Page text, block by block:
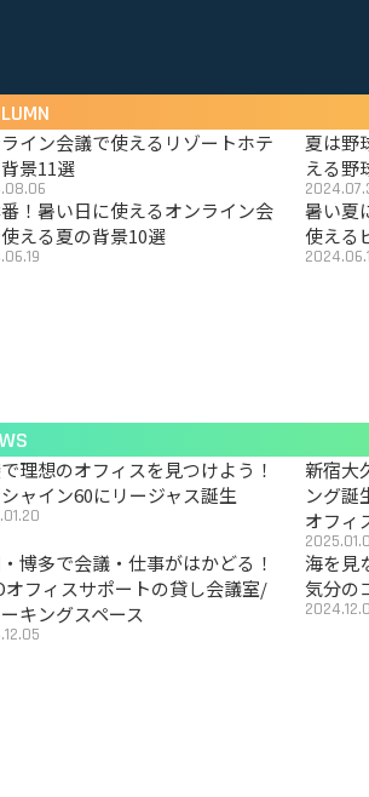
イン会議で使えるリゾートホテ
景11選
夏は野
える野
！暑い日に使えるオンライン会
える夏の背景10選
暑い夏
使える
理想のオフィスを見つけよう！
ャイン60にリージャス誕生
新宿大
ング誕
オフィ
博多で会議・仕事がはかどる！
オフィスサポートの貸し会議室/
キングスペース
海を見
気分の